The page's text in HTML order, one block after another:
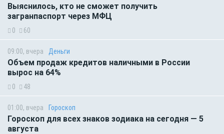
Выяснилось, кто не сможет получить
загранпаспорт через МФЦ
0 60
09:00, вчера Деньги
Объем продаж кредитов наличными в России
вырос на 64%
0 48
01:00, вчера Гороскоп
Гороскоп для всех знаков зодиака на сегодня — 5
августа